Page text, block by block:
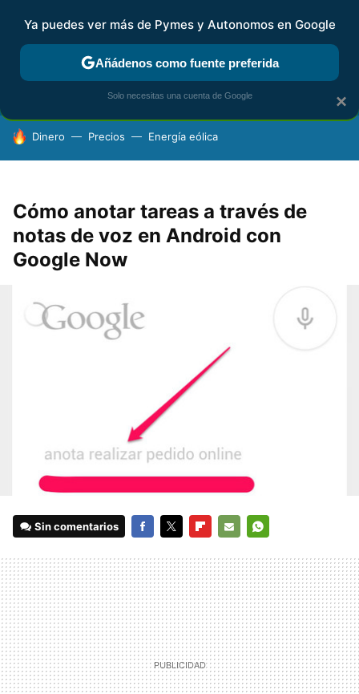
FISCALIDAD Y CONTABILIDAD KIT DIGITAL RENTA
HOY SE HABLA DE
Dinero Precios Energía eólica
Cómo anotar tareas a través de
notas de voz en Android con
Google Now
Sin comentarios
MAIL
×
Ya puedes ver más de Pymes y Autonomos en Google
Añádenos como fuente preferida
Solo necesitas una cuenta de Google